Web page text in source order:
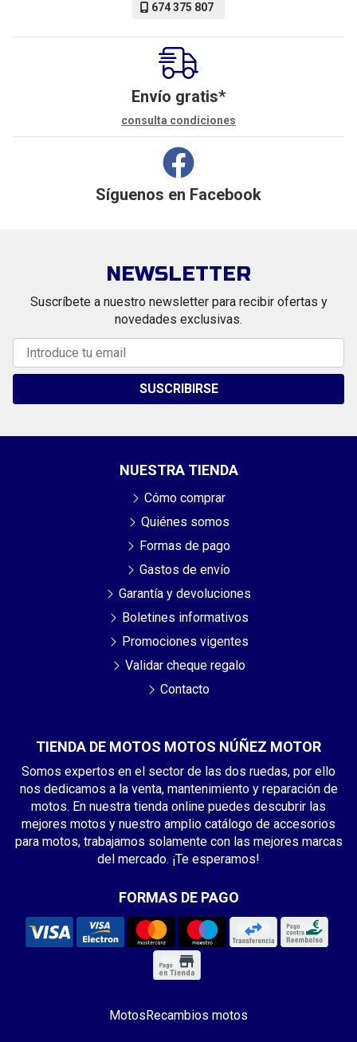
674 375 807
Envío gratis*
consulta condiciones
Síguenos en Facebook
NEWSLETTER
Suscríbete a nuestro newsletter para recibir ofertas y
novedades exclusivas.
SUSCRIBIRSE
TIENDA DE MOTOS MOTOS NÚÑEZ MOTOR
Somos expertos en el sector de las dos ruedas, por ello
nos dedicamos a la venta, mantenimiento y reparación de
motos. En nuestra tienda online puedes descubrir las
mejores motos y nuestro amplio catálogo de accesorios
para motos, trabajamos solamente con las mejores marcas
del mercado. ¡Te esperamos!
FORMAS DE PAGO
NUESTRA TIENDA
Cómo comprar
Quiénes somos
Formas de pago
Gastos de envío
Garantía y devoluciones
Boletines informativos
Promociones vigentes
Validar cheque regalo
Contacto
MotosRecambios motos